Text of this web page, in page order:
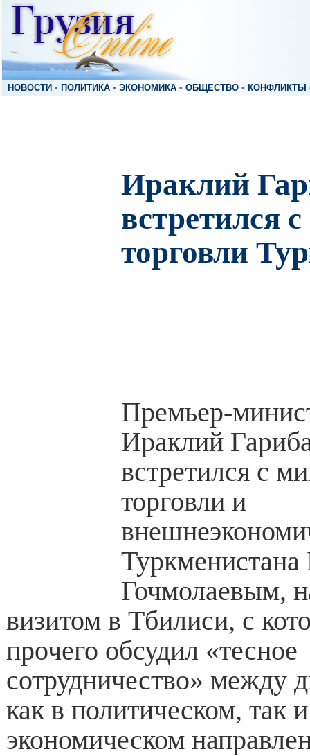
НОВОСТИ • ПОЛИТИКА • ЭКОНОМИКА • ОБЩЕСТВО • КОНФЛИКТЫ
Ираклий
встретился
торговли
Премьер-
Ираклий
встретился с
торговли и
Туркменистана
Гочмолаевым,
визитом в Тбилиси, с
прочего обсудил «тесное
сотрудничество» между
как в политическом, так
экономическом